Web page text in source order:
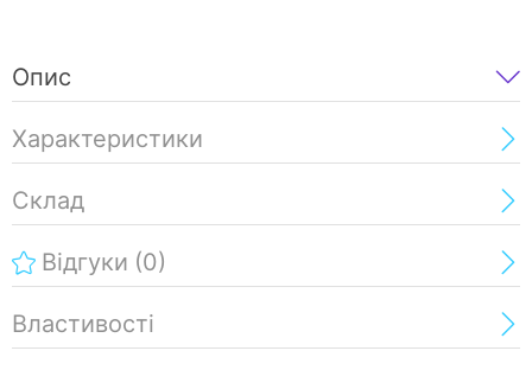
Опис
Характеристики
Склад
Відгуки (0)
Властивості